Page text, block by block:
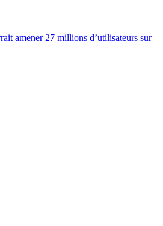
amener 27 millions d’utilisateurs sur